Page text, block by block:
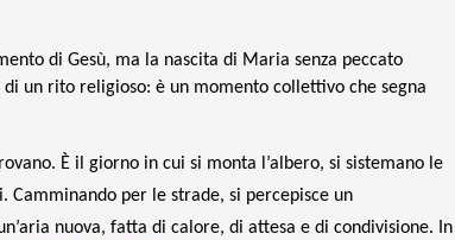
di Gesù, ma la nascita di Maria senza peccato
un rito religioso: è un momento collettivo che segna
È il giorno in cui si monta l’albero, si sistemano le
Camminando per le strade, si percepisce un
nuova, fatta di calore, di attesa e di condivisione. In